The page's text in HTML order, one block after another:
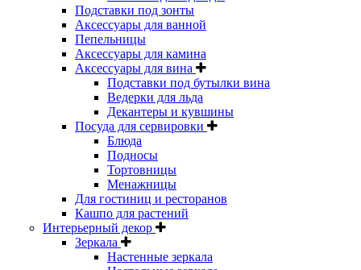
Подставки под зонты
Аксессуары для ванной
Пепельницы
Аксессуары для камина
Аксессуары для вина
Подставки под бутылки вина
Ведерки для льда
Декантеры и кувшины
Посуда для сервировки
Блюда
Подносы
Тортовницы
Менажницы
Для гостиниц и ресторанов
Кашпо для растений
Интерьерный декор
Зеркала
Настенные зеркала